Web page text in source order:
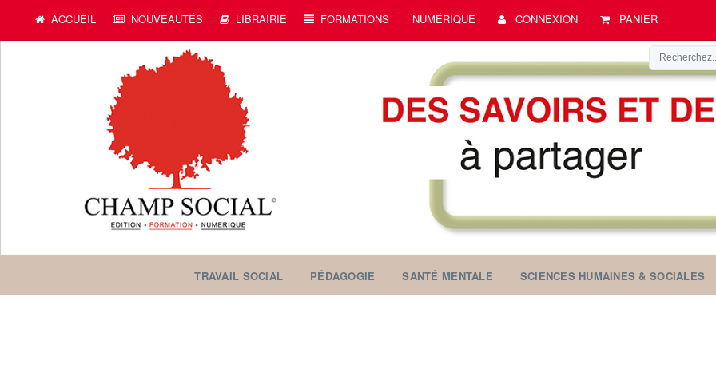
ACCUEIL NOUVEAUTÉS LIBRAIRIE FORMATIONS NUMÉRIQUE CONNEXION PANIER
TRAVAIL SOCIAL PÉDAGOGIE SANTÉ MENTALE SCIENCES HUMAINES & SOCIALES